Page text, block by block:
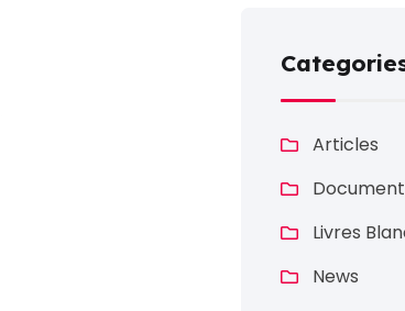
Articles
Livres
News